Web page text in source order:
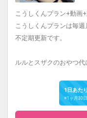
こうしくんプラン+動画
こうしくんプランは毎
不定期更新です。
ルルとスザクのおやつ代
1日あたり
※1ヶ月30